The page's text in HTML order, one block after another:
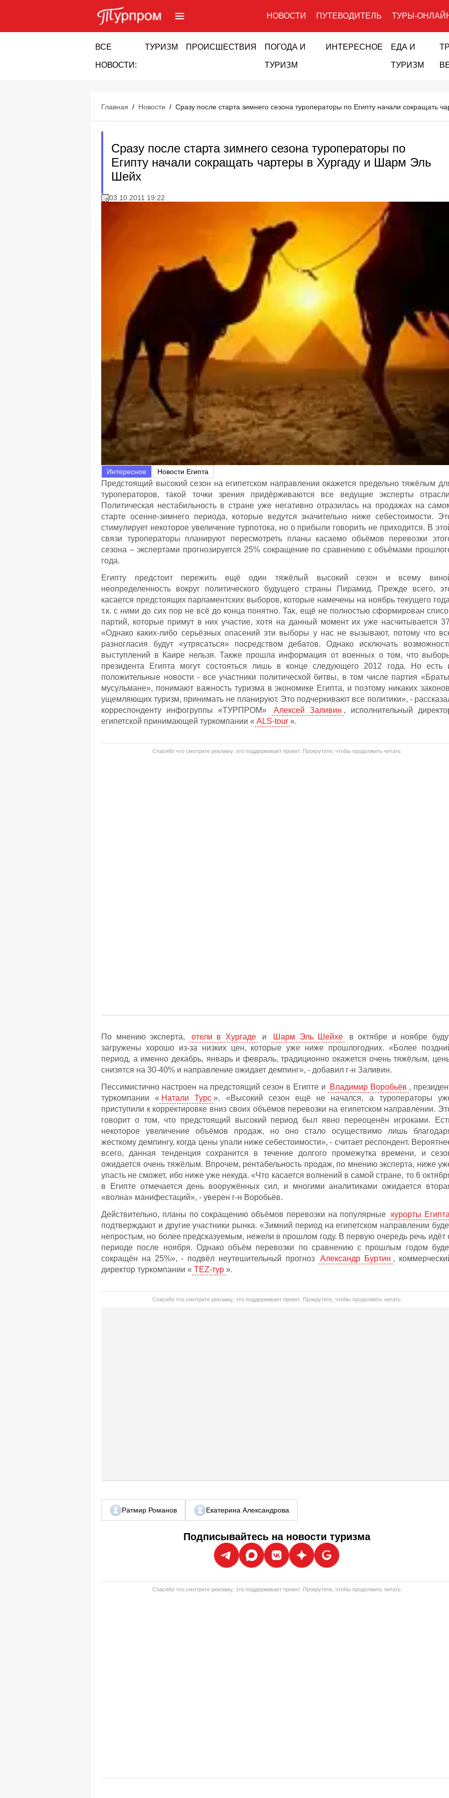
НОВОСТИ ПУТЕВОДИТЕЛЬ ТУРЫ-
ВСЕ
НОВОСТИ:
ТУРИЗМ ПРОИСШЕСТВИЯ ПОГОДА И
ТУРИЗМ
ИНТЕРЕСНОЕ ЕДА И
ТУРИЗМ
Главная / Новости / Сразу после старта зимнего сезона туроператоры по Египту начали сокращать
Сразу после старта зимнего сезона туроператоры по
Египту начали сокращать чартеры в Хургаду и Шарм Эль
Шейх
03.10.2011 19:22
Интересное Новости Египта
Предстоящий высокий сезон на египетском направлении окажется предельно тяжёлым
туроператоров, такой точки зрения придёрживаются все ведущие эксперты
Политическая нестабильность в стране уже негативно отразилась на продажах на
старте осенне-зимнего периода, которые ведутся значительно ниже себестоимости.
стимулирует некоторое увеличение турпотока, но о прибыли говорить не приходится. В
связи туроператоры планируют пересмотреть планы касаемо объёмов перевозки
сезона – экспертами прогнозируется 25% сокращение по сравнению с объёмами
года.
Египту предстоит пережить ещё один тяжёлый высокий сезон и всему
неопределенность вокруг политического будущего страны Пирамид. Прежде всего,
касается предстоящих парламентских выборов, которые намечены на ноябрь текущего
т.к. с ними до сих пор не всё до конца понятно. Так, ещё не полностью сформирован
партий, которые примут в них участие, хотя на данный момент их уже насчитывается
«Однако каких-либо серьёзных опасений эти выборы у нас не вызывают, потому что
разногласия будут «утрясаться» посредством дебатов. Однако исключать
выступлений в Каире нельзя. Также прошла информация от военных о том, что
президента Египта могут состояться лишь в конце следующего 2012 года. Но есть
положительные новости - все участники политической битвы, в том числе партия
мусульмане», понимают важность туризма в экономике Египта, и поэтому никаких
ущемляющих туризм, принимать не планируют. Это подчеркивают все политики», -
корреспонденту инфогруппы «ТУРПРОМ»
Алексей Заливин , исполнительный
египетской принимающей туркомпании « ALS-tour ».
Спасибо что смотрите рекламу, это поддерживает проект. Прокрутите, чтобы продолжить читать
По мнению эксперта, отели в Хургаде и Шарм Эль Шейхе
в октябре и ноябре
загружены хорошо из-за низких цен, которые уже ниже прошлогодних. «Более
период, а именно декабрь, январь и февраль, традиционно окажется очень тяжёлым,
снизятся на 30-40% и направление ожидает демпинг», - добавил г-н Заливин.
Пессимистично настроен на предстоящий сезон в Египте и
Владимир Воробьёв ,
туркомпании « Натали Турс ». «Высокий сезон ещё не начался, а туроператоры
приступили к корректировке вниз своих объёмов перевозки на египетском направлении.
говорит о том, что предстоящий высокий период был явно переоценён игроками.
некоторое увеличение объёмов продаж, но оно стало осуществимо лишь
жесткому демпингу, когда цены упали ниже себестоимости», - считает респондент.
всего, данная тенденция сохранится в течение долгого промежутка времени, и
ожидается очень тяжёлым. Впрочем, рентабельность продаж, по мнению эксперта, ниже
упасть не сможет, ибо ниже уже некуда. «Что касается волнений в самой стране, то 6
в Египте отмечается день вооружённых сил, и многими аналитиками ожидается
«волна» манифестаций», - уверен г-н Воробьёв.
Действительно, планы по сокращению объёмов перевозки на популярные
курорты Египта
подтверждают и другие участники рынка. «Зимний период на египетском направлении
непростым, но более предсказуемым, нежели в прошлом году. В первую очередь речь идёт
периоде после ноября. Однако объём перевозки по сравнению с прошлым годом
сокращён на 25%», - подвёл неутешительный прогноз
Александр Буртин ,
директор туркомпании « TEZ-тур ».
Спасибо что смотрите рекламу, это поддерживает проект. Прокрутите, чтобы продолжить читать
Ратмир Романов Екатерина Александрова
Подписывайтесь на новости туризма
Спасибо что смотрите рекламу, это поддерживает проект. Прокрутите, чтобы продолжить читать